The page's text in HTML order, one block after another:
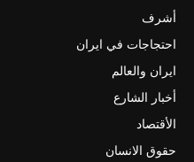
أشرف
احتجاجات في ايران
ايران والعالم
أخبار الشارع
الأقتصاد
حقوق الانسان